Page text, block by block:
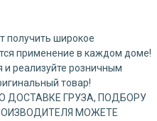
получить широкое
применение в каждом доме!
и реализуйте розничным
товар!
ДОСТАВКЕ ГРУЗА, ПОДБОРУ
МОЖЕТЕ